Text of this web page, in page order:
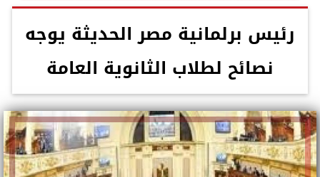
رئيس برلمانية مصر الحديثة يوجه
نصائح لطلاب الثانوية العامة